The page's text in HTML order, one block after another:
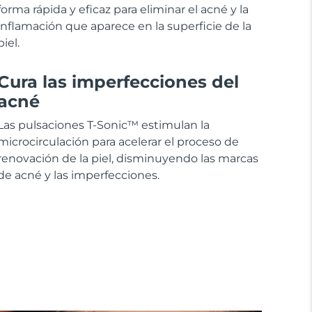
rápida y eficaz para eliminar el acné y la
que aparece en la superficie de la
las imperfecciones del
pulsaciones T-Sonic™ estimulan la
para acelerar el proceso de
de la piel, disminuyendo las marcas
acné y las imperfecciones.